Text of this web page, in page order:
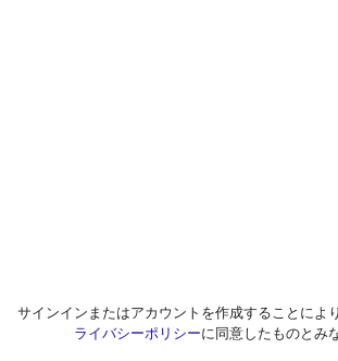
サインインまたはアカウントを作成することにより
ライバシーポリシーに同意したものとみ